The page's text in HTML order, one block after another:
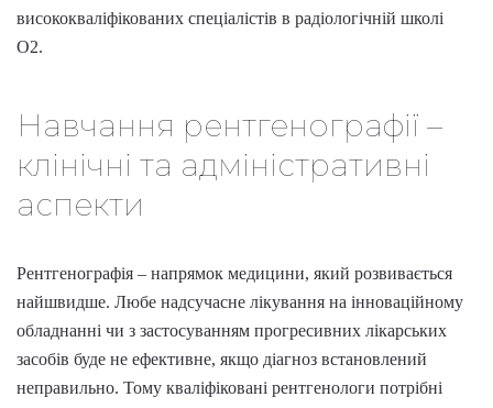
висококваліфікованих спеціалістів в радіологічній школі
O2.
Навчання рентгенографії –
клінічні та адміністративні
аспекти
Рентгенографія – напрямок медицини, який розвивається
найшвидше. Любе надсучасне лікування на інноваційному
обладнанні чи з застосуванням прогресивних лікарських
засобів буде не ефективне, якщо діагноз встановлений
неправильно. Тому кваліфіковані рентгенологи потрібні